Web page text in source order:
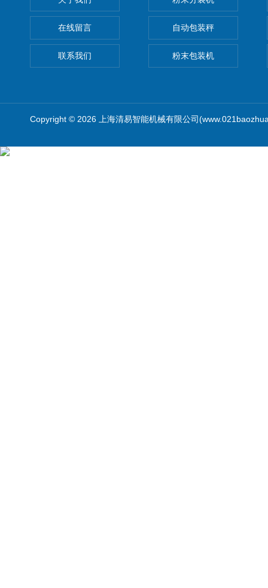
在线留言
联系我们
自动包装秤
粉末包装机
Copyright © 2026 上海清易智能机械有限公司